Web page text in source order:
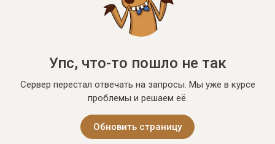
Упс, что-то пошло не так
Сервер перестал отвечать на запросы. Мы уже в курсе
проблемы и решаем её.
Обновить страницу